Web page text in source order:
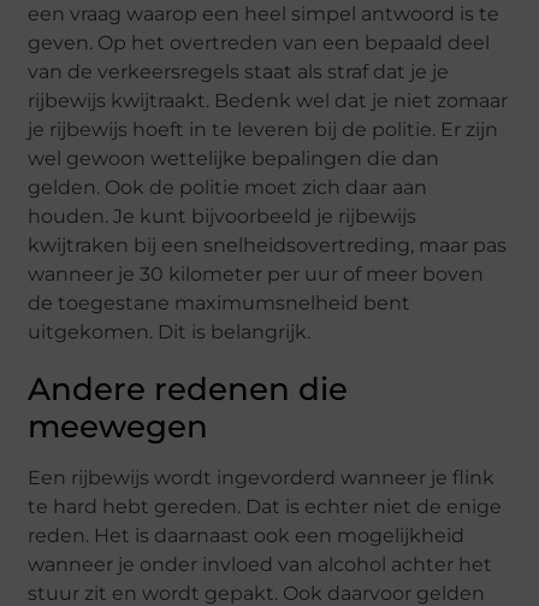
een vraag waarop een heel simpel antwoord is te
geven. Op het overtreden van een bepaald deel
van de verkeersregels staat als straf dat je je
rijbewijs kwijtraakt. Bedenk wel dat je niet zomaar
je rijbewijs hoeft in te leveren bij de politie. Er zijn
wel gewoon wettelijke bepalingen die dan
gelden. Ook de politie moet zich daar aan
houden. Je kunt bijvoorbeeld je rijbewijs
kwijtraken bij een snelheidsovertreding, maar pas
wanneer je 30 kilometer per uur of meer boven
de toegestane maximumsnelheid bent
uitgekomen. Dit is belangrijk.
Andere redenen die
meewegen
Een rijbewijs wordt ingevorderd wanneer je flink
te hard hebt gereden. Dat is echter niet de enige
reden. Het is daarnaast ook een mogelijkheid
wanneer je onder invloed van alcohol achter het
stuur zit en wordt gepakt. Ook daarvoor gelden